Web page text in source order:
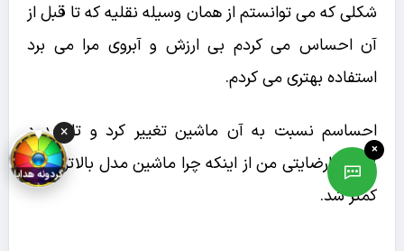
شکلی که می توانستم از همان وسیله نقلیه که تا قبل از
آن احساس می کردم بی ارزش و آبروی مرا می برد
استفاده بهتری می کردم.
احساسم نسبت به آن ماشین تغییر کرد و تا حدود
زیادی نارضایتی من از اینکه چرا ماشین مدل بالاتر ندارم
کمتر شد.
×
×
گردونه هدایا